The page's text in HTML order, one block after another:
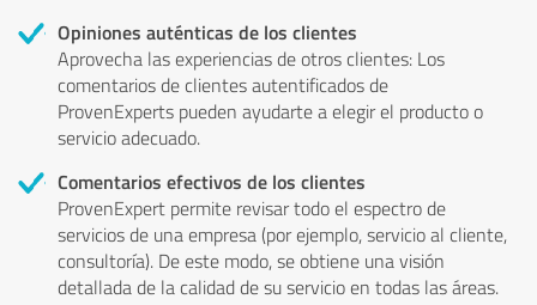
Opiniones auténticas de los clientes
Aprovecha las experiencias de otros clientes: Los
comentarios de clientes autentificados de
ProvenExperts pueden ayudarte a elegir el producto o
servicio adecuado.
Comentarios efectivos de los clientes
ProvenExpert permite revisar todo el espectro de
servicios de una empresa (por ejemplo, servicio al cliente,
consultoría). De este modo, se obtiene una visión
detallada de la calidad de su servicio en todas las áreas.